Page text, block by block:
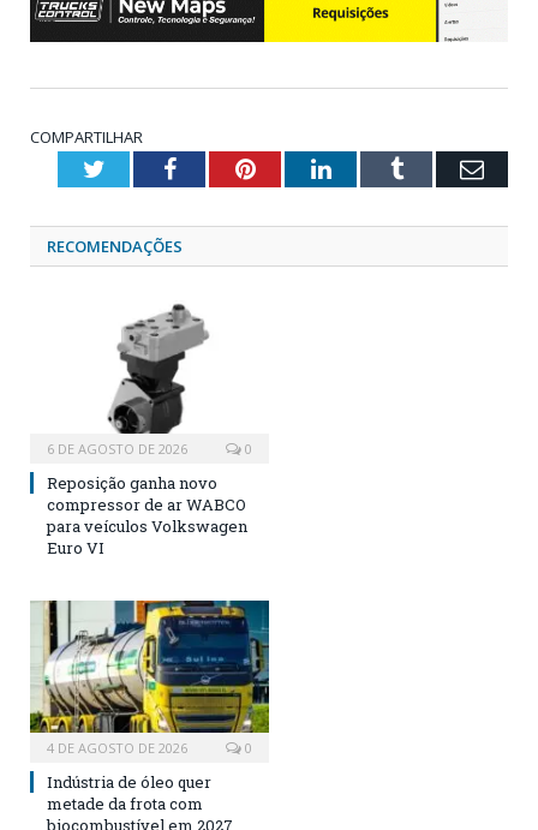
COMPARTILHAR
TwitterFacebookPinterestLinkedInTumblr
RECOMENDAÇÕES
6 DE AGOSTO DE 2026 0
Reposição ganha novo
compressor de ar WABCO
para veículos Volkswagen
Euro VI
4 DE AGOSTO DE 2026 0
Indústria de óleo quer
metade da frota com
biocombustível em 2027